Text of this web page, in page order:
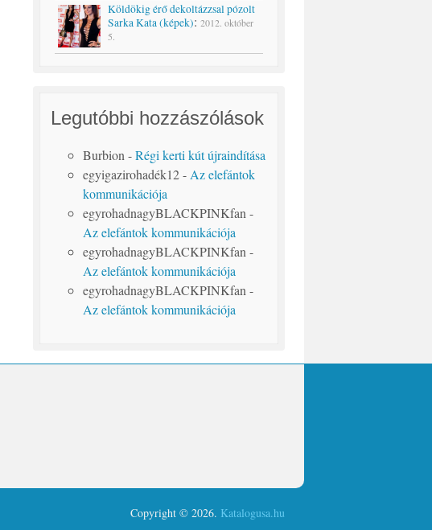
Köldökig érő dekoltázzsal pózolt
Sarka Kata (képek):2012. október
5.
Legutóbbi hozzászólások
Burbion-Régi kerti kút újraindítása
egyigazirohadék12-Az elefántok
kommunikációja
egyrohadnagyBLACKPINKfan-
Az elefántok kommunikációja
egyrohadnagyBLACKPINKfan-
Az elefántok kommunikációja
egyrohadnagyBLACKPINKfan-
Az elefántok kommunikációja
Copyright © 2026. Katalogusa.hu